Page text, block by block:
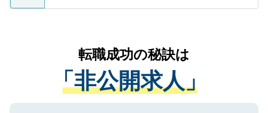
ているすべての個人データはご本人の許可
は、個人情報の取り扱いについての厳密な
管理基準を満たした事業者のみに付与され
る、プライバシーマークを取得済みです。
ご登録いただいた個人情報は、SSL（デー
かがいして、現在の医療機関の状況や紹介
経験をまじえながら、適切なアドバイスを
させていただきます。すぐにご転職をされ
ない方には、長期的なサポートが可能です
ので、まずはご登録ください。
転職成功の秘訣は
「非公開求人」